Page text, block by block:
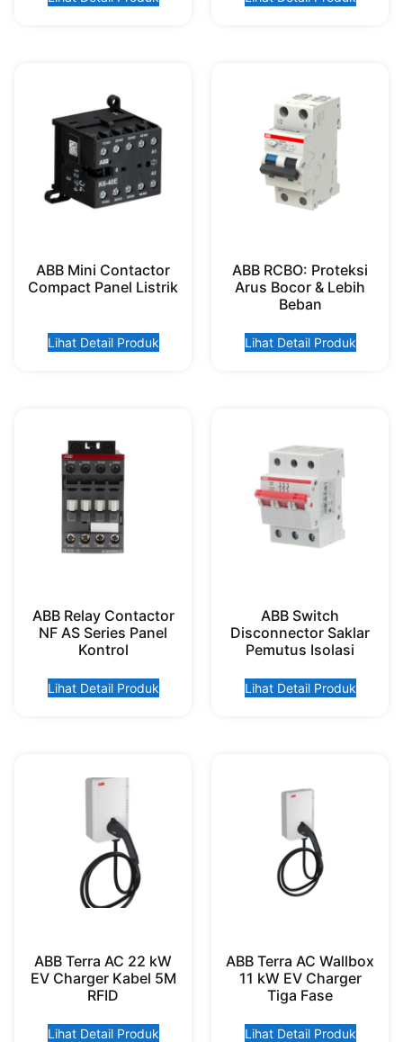
ABB Mini Contactor
Compact Panel Listrik
Lihat Detail Produk
ABB RCBO: Proteksi
Arus Bocor & Lebih
Beban
Lihat Detail Produk
ABB Relay Contactor
NF AS Series Panel
Kontrol
Lihat Detail Produk
ABB Switch
Disconnector Saklar
Pemutus Isolasi
Lihat Detail Produk
ABB Terra AC 22 kW
EV Charger Kabel 5M
RFID
Lihat Detail Produk
ABB Terra AC Wallbox
11 kW EV Charger
Tiga Fase
Lihat Detail Produk